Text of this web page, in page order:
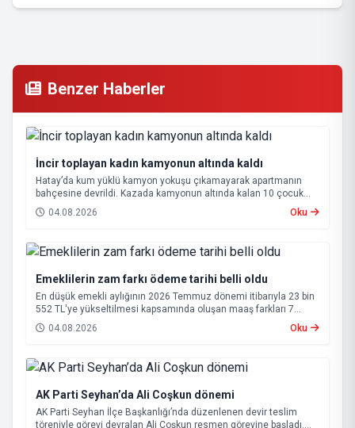
Benzer Haberler
İncir toplayan kadın kamyonun altında kaldı
Hatay’da kum yüklü kamyon yokuşu çıkamayarak apartmanın
bahçesine devrildi. Kazada kamyonun altında kalan 10 çocuk
annesi 65 yaşındaki kadın hayatını kaybetti.
04.08.2026 Oku
Emeklilerin zam farkı ödeme tarihi belli oldu
En düşük emekli aylığının 2026 Temmuz dönemi itibarıyla 23 bin
552 TL'ye yükseltilmesi kapsamında oluşan maaş farkları 7
Ağustos 2026 tarihinde hesaplara yatırılacak.
04.08.2026 Oku
AK Parti Seyhan’da Ali Coşkun dönemi
AK Parti Seyhan İlçe Başkanlığı’nda düzenlenen devir teslim
töreniyle görevi devralan Ali Coşkun resmen görevine başladı.